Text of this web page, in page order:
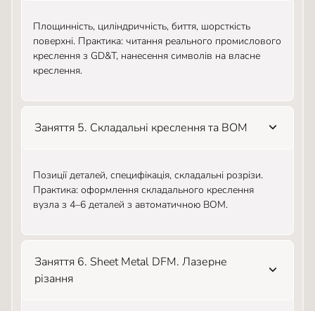
Площинність, циліндричність, биття, шорсткість
поверхні. Практика: читання реального промислового
креслення з GD&T, нанесення символів на власне
креслення.
Заняття 5. Складальні креслення та BOM
Позиції деталей, специфікація, складальні розрізи.
Практика: оформлення складального креслення
вузла з 4–6 деталей з автоматичною BOM.
Заняття 6. Sheet Metal DFM. Лазерне
різання